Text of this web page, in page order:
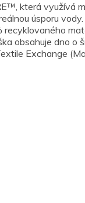
která využívá
úsporu
obsahuje dno o
Exchange